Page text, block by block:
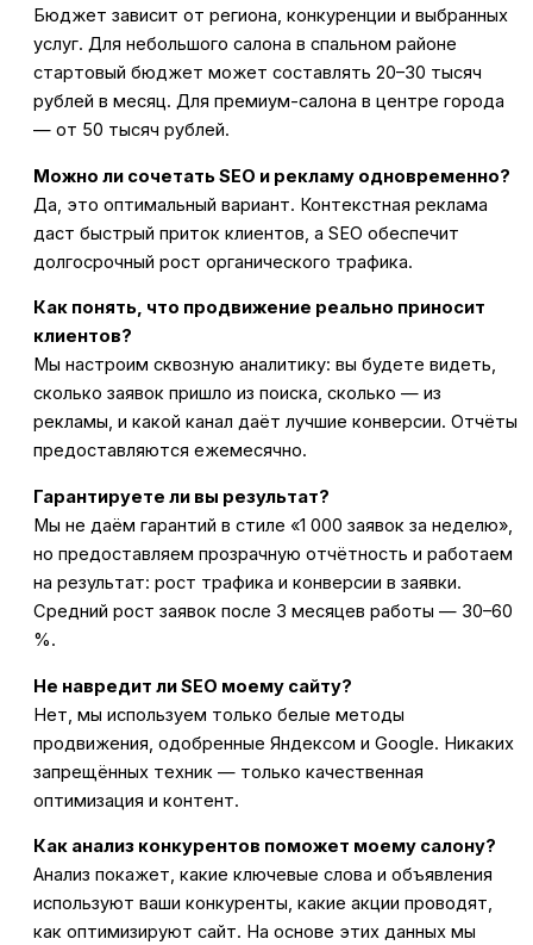
Бюджет зависит от региона, конкуренции и выбранных
услуг. Для небольшого салона в спальном районе
стартовый бюджет может составлять 20–30 тысяч
рублей в месяц. Для премиум-салона в центре города
— от 50 тысяч рублей.
Можно ли сочетать SEO и рекламу одновременно?
Да, это оптимальный вариант. Контекстная реклама
даст быстрый приток клиентов, а SEO обеспечит
долгосрочный рост органического трафика.
Как понять, что продвижение реально приносит
клиентов?
Мы настроим сквозную аналитику: вы будете видеть,
сколько заявок пришло из поиска, сколько — из
рекламы, и какой канал даёт лучшие конверсии. Отчёты
предоставляются ежемесячно.
Гарантируете ли вы результат?
Мы не даём гарантий в стиле «1 000 заявок за неделю»,
но предоставляем прозрачную отчётность и работаем
на результат: рост трафика и конверсии в заявки.
Средний рост заявок после 3 месяцев работы — 30–60
%.
Не навредит ли SEO моему сайту?
Нет, мы используем только белые методы
продвижения, одобренные Яндексом и Google. Никаких
запрещённых техник — только качественная
оптимизация и контент.
Как анализ конкурентов поможет моему салону?
Анализ покажет, какие ключевые слова и объявления
используют ваши конкуренты, какие акции проводят,
как оптимизируют сайт. На основе этих данных мы